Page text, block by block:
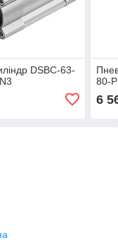
DSBC-63-
80-
6